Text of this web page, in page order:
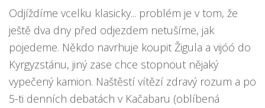
Odjíždíme vcelku klasicky... problém je v tom, že
ještě dva dny před odjezdem netušíme, jak
pojedeme. Někdo navrhuje koupit Žigula a vijóó do
Kyrgyzstánu, jiný zase chce stopnout nějaký
vypečený kamion. Naštěstí vítězí zdravý rozum a po
5-ti denních debatách v Kačabaru (oblíbená